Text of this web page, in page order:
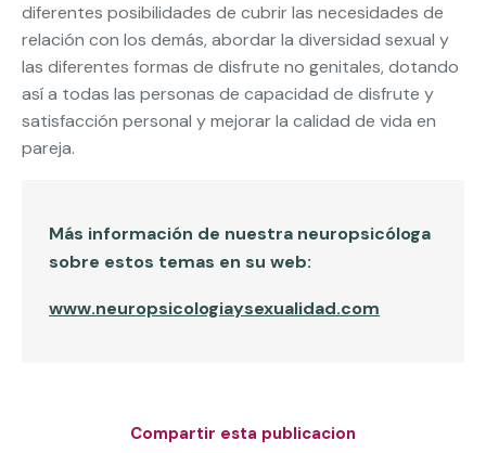
diferentes posibilidades de cubrir las necesidades de
relación con los demás, abordar la diversidad sexual y
las diferentes formas de disfrute no genitales, dotando
así a todas las personas de capacidad de disfrute y
satisfacción personal y mejorar la calidad de vida en
pareja.
Más información de nuestra neuropsicóloga
sobre estos temas en su web:
www.neuropsicologiaysexualidad.com
Compartir esta publicacion